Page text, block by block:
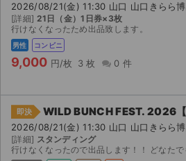
プライバシーポリシー
特定商取引法に基づく表記
不正転売禁止法について
チケットジャムの取り組み
2026/08/21(金) 11:30 山口 山口きらら
[詳細] 21日（金）1日券×3枚
行けなくなったため出品致します。
男性 コンビニ
9,000 円/枚 3 枚 0 件
即決 WILD BUNCH FEST. 2026【
2026/08/21(金) 11:30 山口 山口きらら
[詳細] スタンディング
行けなくなったので出品します！！ どなた